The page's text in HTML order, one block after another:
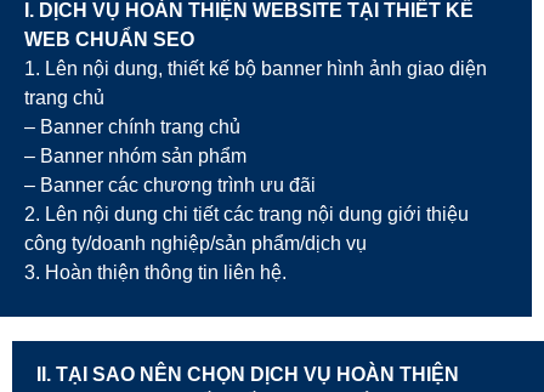
I. DỊCH VỤ HOÀN THIỆN WEBSITE TẠI THIẾT KẾ
WEB CHUẨN SEO
1. Lên nội dung, thiết kế bộ banner hình ảnh giao diện
trang chủ
– Banner chính trang chủ
– Banner nhóm sản phẩm
– Banner các chương trình ưu đãi
2. Lên nội dung chi tiết các trang nội dung giới thiệu
công ty/doanh nghiệp/sản phẩm/dịch vụ
3. Hoàn thiện thông tin liên hệ.
II. TẠI SAO NÊN CHỌN DỊCH VỤ HOÀN THIỆN